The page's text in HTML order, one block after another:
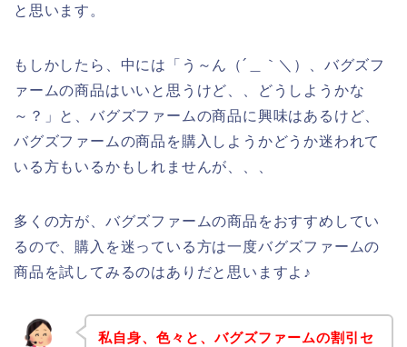
と思います。
もしかしたら、中には「う～ん（´＿｀＼）、バグズフ
ァームの商品はいいと思うけど、、どうしようかな
～？」と、バグズファームの商品に興味はあるけど、
バグズファームの商品を購入しようかどうか迷われて
いる方もいるかもしれませんが、、、
多くの方が、バグズファームの商品をおすすめしてい
るので、購入を迷っている方は一度バグズファームの
商品を試してみるのはありだと思いますよ♪
私自身、色々と、バグズファームの割引セ